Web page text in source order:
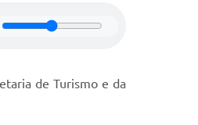
de Turismo e da